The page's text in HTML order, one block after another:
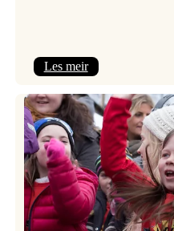
Les meir:
2026
–
Ingunn van Etten